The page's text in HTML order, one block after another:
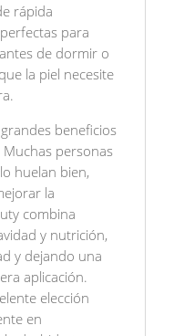
rápida
para
de dormir o
la piel necesite
beneficios
personas
huelan bien,
la
combina
y nutrición,
y dejando una
aplicación.
elección
en